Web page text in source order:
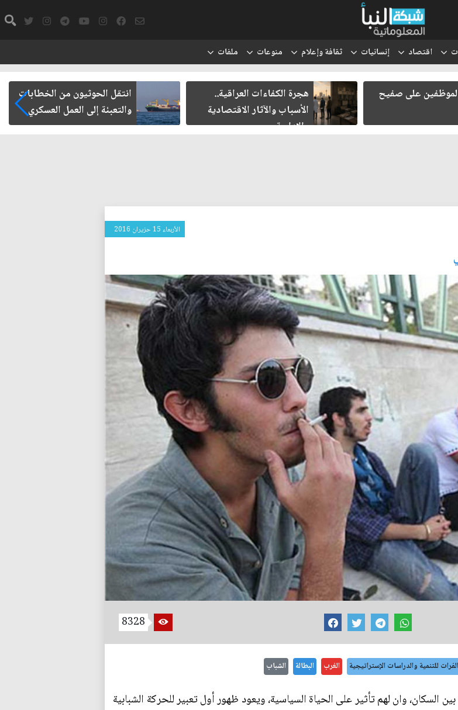
اقتصاد إنسانيات ثقافة وإعلام منوعات ملفات
على صفيح
هجرة الكفاءات العراقية..
الأسباب والآثار الاقتصادية
والإدارية
انتقل الحوثيون من الخطابات
والتعبئة إلى العمل العسكري
الأربعاء 15 حزيران 2016
8328
للتنمية والدراسات الإستراتيجية الغرب البطالة الشباب
السكان، وان لهم تأثير على الحياة السياسية، ويعود ظهور أول تعبير للحركة الشبابية